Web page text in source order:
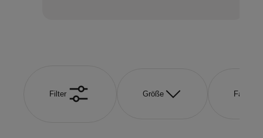
Filter Größe Farbe